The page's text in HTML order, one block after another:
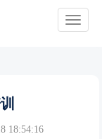
18:54:16